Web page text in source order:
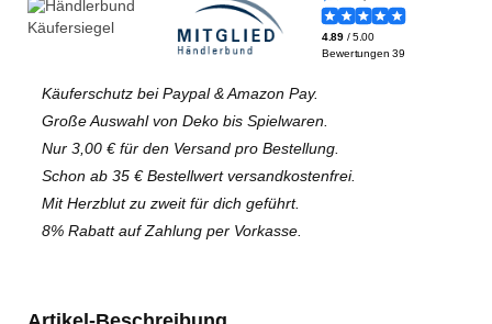
Käuferschutz bei Paypal & Amazon Pay.
Große Auswahl von Deko bis Spielwaren.
Nur 3,00 € für den Versand pro Bestellung.
Schon ab 35 € Bestellwert versandkostenfrei.
Mit Herzblut zu zweit für dich geführt.
8% Rabatt auf Zahlung per Vorkasse.